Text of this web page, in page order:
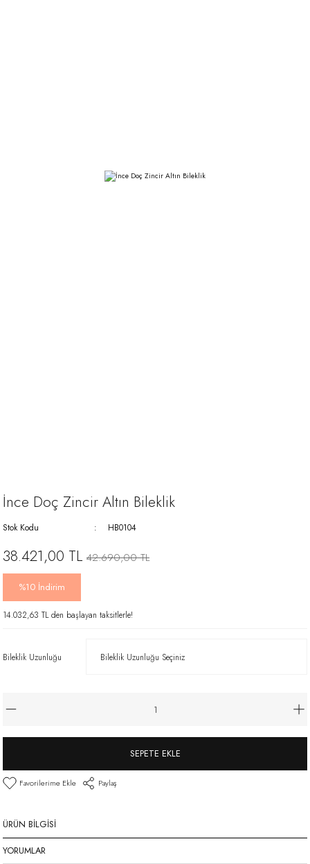
İnce Doç Zincir Altın Bileklik
Stok Kodu HB0104
38.421,00 TL 42.690,00 TL
%10 İndirim
14.032,63 TL den başlayan taksitlerle!
Bileklik Uzunluğu
SEPETE EKLE
Paylaş
ÜRÜN BILGISI
YORUMLAR